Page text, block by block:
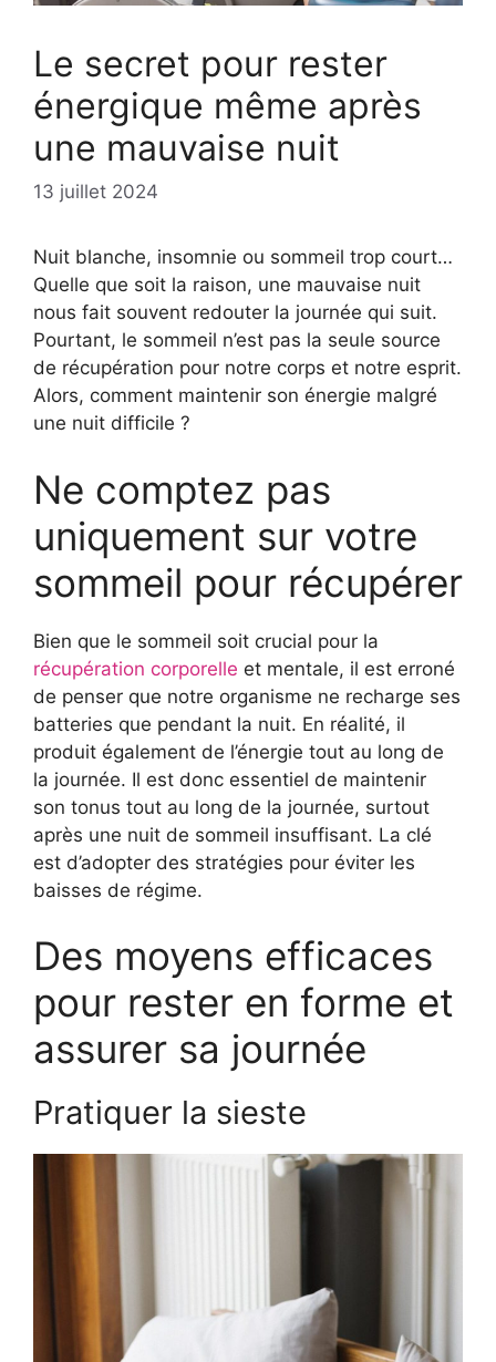
Le secret pour rester
énergique même après
une mauvaise nuit
13 juillet 2024
Nuit blanche, insomnie ou sommeil trop court…
Quelle que soit la raison, une mauvaise nuit
nous fait souvent redouter la journée qui suit.
Pourtant, le sommeil n’est pas la seule source
de récupération pour notre corps et notre esprit.
Alors, comment maintenir son énergie malgré
une nuit difficile ?
Ne comptez pas
uniquement sur votre
sommeil pour récupérer
Bien que le sommeil soit crucial pour la
récupération corporelle et mentale, il est erroné
de penser que notre organisme ne recharge ses
batteries que pendant la nuit. En réalité, il
produit également de l’énergie tout au long de
la journée. Il est donc essentiel de maintenir
son tonus tout au long de la journée, surtout
après une nuit de sommeil insuffisant. La clé
est d’adopter des stratégies pour éviter les
baisses de régime.
Des moyens efficaces
pour rester en forme et
assurer sa journée
Pratiquer la sieste